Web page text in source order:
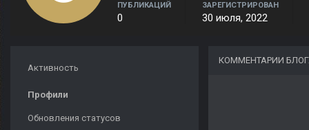
ПУБЛИКАЦИЙ
0
ЗАРЕГИСТРИРОВАН
30 июля, 2022
Активность
Профили
Обновления статусов
КОММЕНТАРИИ